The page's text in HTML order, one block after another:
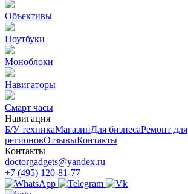
Объективы
Ноутбуки
Моноблоки
Навигаторы
Смарт часы
Навигация
Б/У техникaМагазинДля бизнесаРемонт для
регионовОтзывыКонтакты
Контакты
doctorgadgets@yandex.ru
+7 (495) 120-81-77